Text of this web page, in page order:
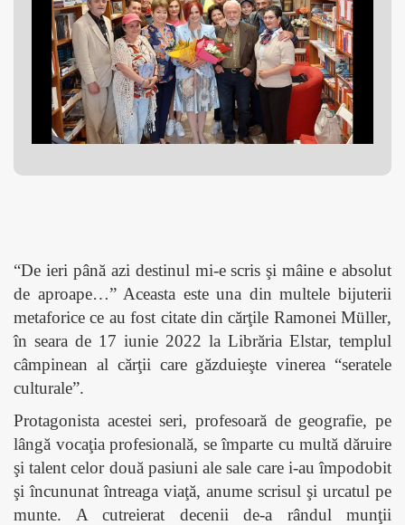
“De ieri până azi destinul mi-e scris şi mâine e absolut
de aproape…” Aceasta este una din multele bijuterii
metaforice ce au fost citate din cărţile Ramonei Müller,
în seara de 17 iunie 2022 la Librăria Elstar, templul
câmpinean al cărţii care găzduieşte vinerea “seratele
culturale”.
Protagonista acestei seri, profesoară de geografie, pe
lângă vocaţia profesională, se împarte cu multă dăruire
şi talent celor două pasiuni ale sale care i-au împodobit
şi încununat întreaga viaţă, anume scrisul şi urcatul pe
munte. A cutreierat decenii de-a rândul munţii